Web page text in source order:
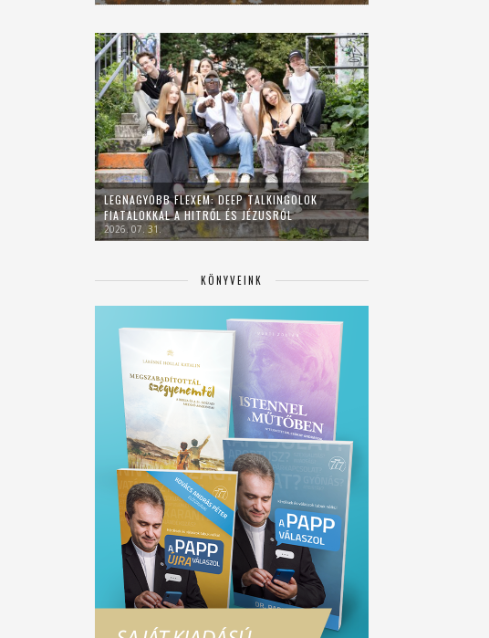
LEGNAGYOBB FLEXEM: DEEP TALKINGOLOK
FIATALOKKAL A HITRŐL ÉS JÉZUSRÓL
2026. 07. 31.
KÖNYVEINK